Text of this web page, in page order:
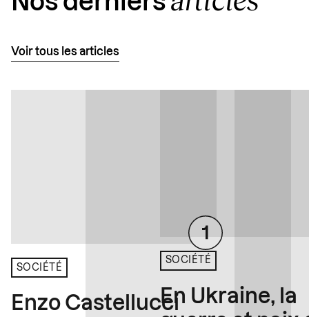
Voir tous les articles
SOCIÉTÉ
Enzo Castellucci
SOCIÉTÉ
En Ukraine, la